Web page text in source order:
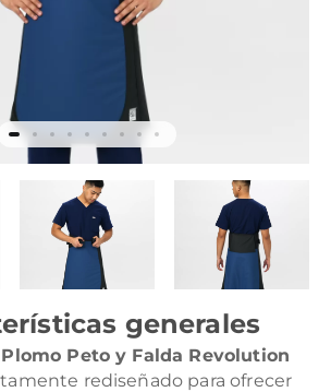
generales
Peto y Falda Revolution
rediseñado para ofrecer